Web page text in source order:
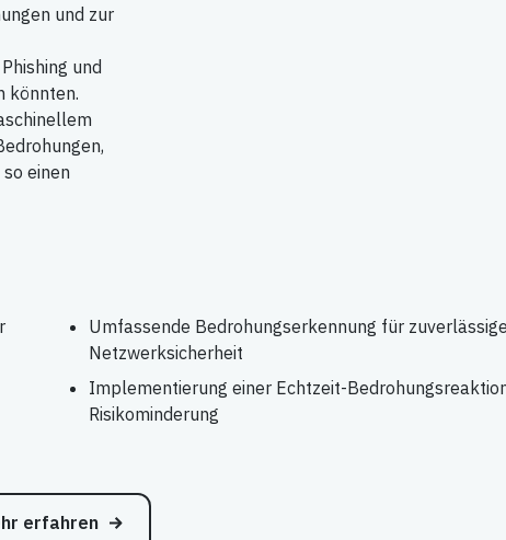
und zur
und
könnten.
einen
Umfassende Bedrohungserkennung für zuverlässige
Netzwerksicherheit
Implementierung einer Echtzeit-
Risikominderung
erfahren